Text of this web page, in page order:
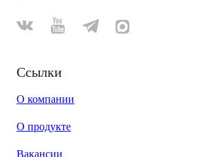
Ссылки
О компании
О продукте
Вакансии